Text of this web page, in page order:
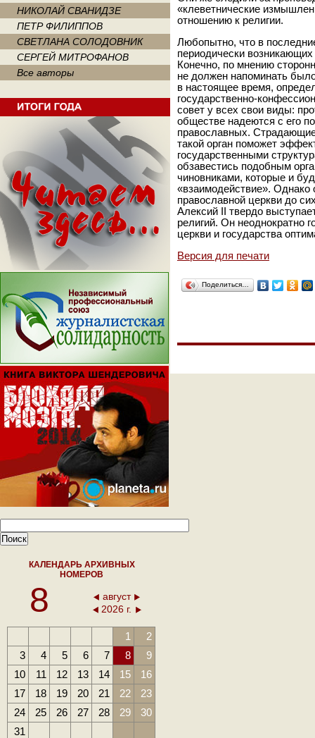
НИКОЛАЙ СВАНИДЗЕ
ПЕТР ФИЛИППОВ
СВЕТЛАНА СОЛОДОВНИК
СЕРГЕЙ МИТРОФАНОВ
Все авторы
КАЛЕНДАРЬ АРХИВНЫХ
НОМЕРОВ
8
август
2026 г.
1
2
3
4 5 6 7 8
9
10
11 12 13 14 15
16
17
18 19 20 21 22
23
24
25 26 27 28 29
30
31
«клеветнические
отношению к религии.
Любопытно, что в
периодически
Конечно, по мнению
не должен напоминать
в настоящее время,
государственно-
совет у всех свои виды:
обществе надеются с его
православных. Страдающие
такой орган поможет
государственными
обзавестись подобным
чиновниками, которые и
«взаимодействие».
православной церкви до
Алексий II твердо
религий. Он неоднократно
церкви и государства
Версия для печати
Поделиться…